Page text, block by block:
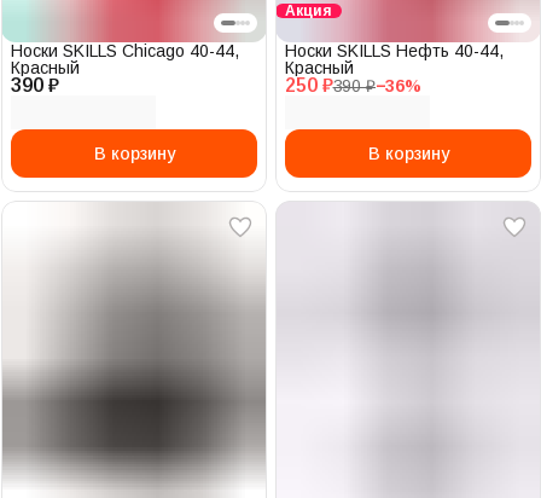
390 ₽
Носки SKILLS Chicago 40-44,
Красный
В корзину
Акция
250 ₽390 ₽−36%
Носки SKILLS Нефть 40-44,
Красный
В корзину